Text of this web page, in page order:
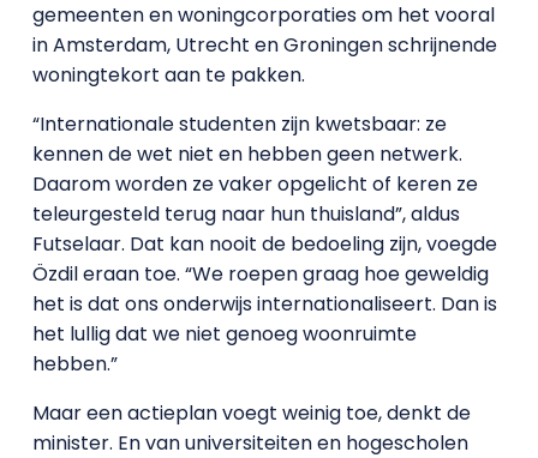
gemeenten en woningcorporaties om het vooral
in Amsterdam, Utrecht en Groningen schrijnende
woningtekort aan te pakken.
“Internationale studenten zijn kwetsbaar: ze
kennen de wet niet en hebben geen netwerk.
Daarom worden ze vaker opgelicht of keren ze
teleurgesteld terug naar hun thuisland”, aldus
Futselaar. Dat kan nooit de bedoeling zijn, voegde
Özdil eraan toe. “We roepen graag hoe geweldig
het is dat ons onderwijs internationaliseert. Dan is
het lullig dat we niet genoeg woonruimte
hebben.”
Maar een actieplan voegt weinig toe, denkt de
minister. En van universiteiten en hogescholen